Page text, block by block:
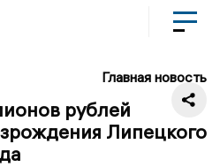
Главная новость
рублей
Липецкого